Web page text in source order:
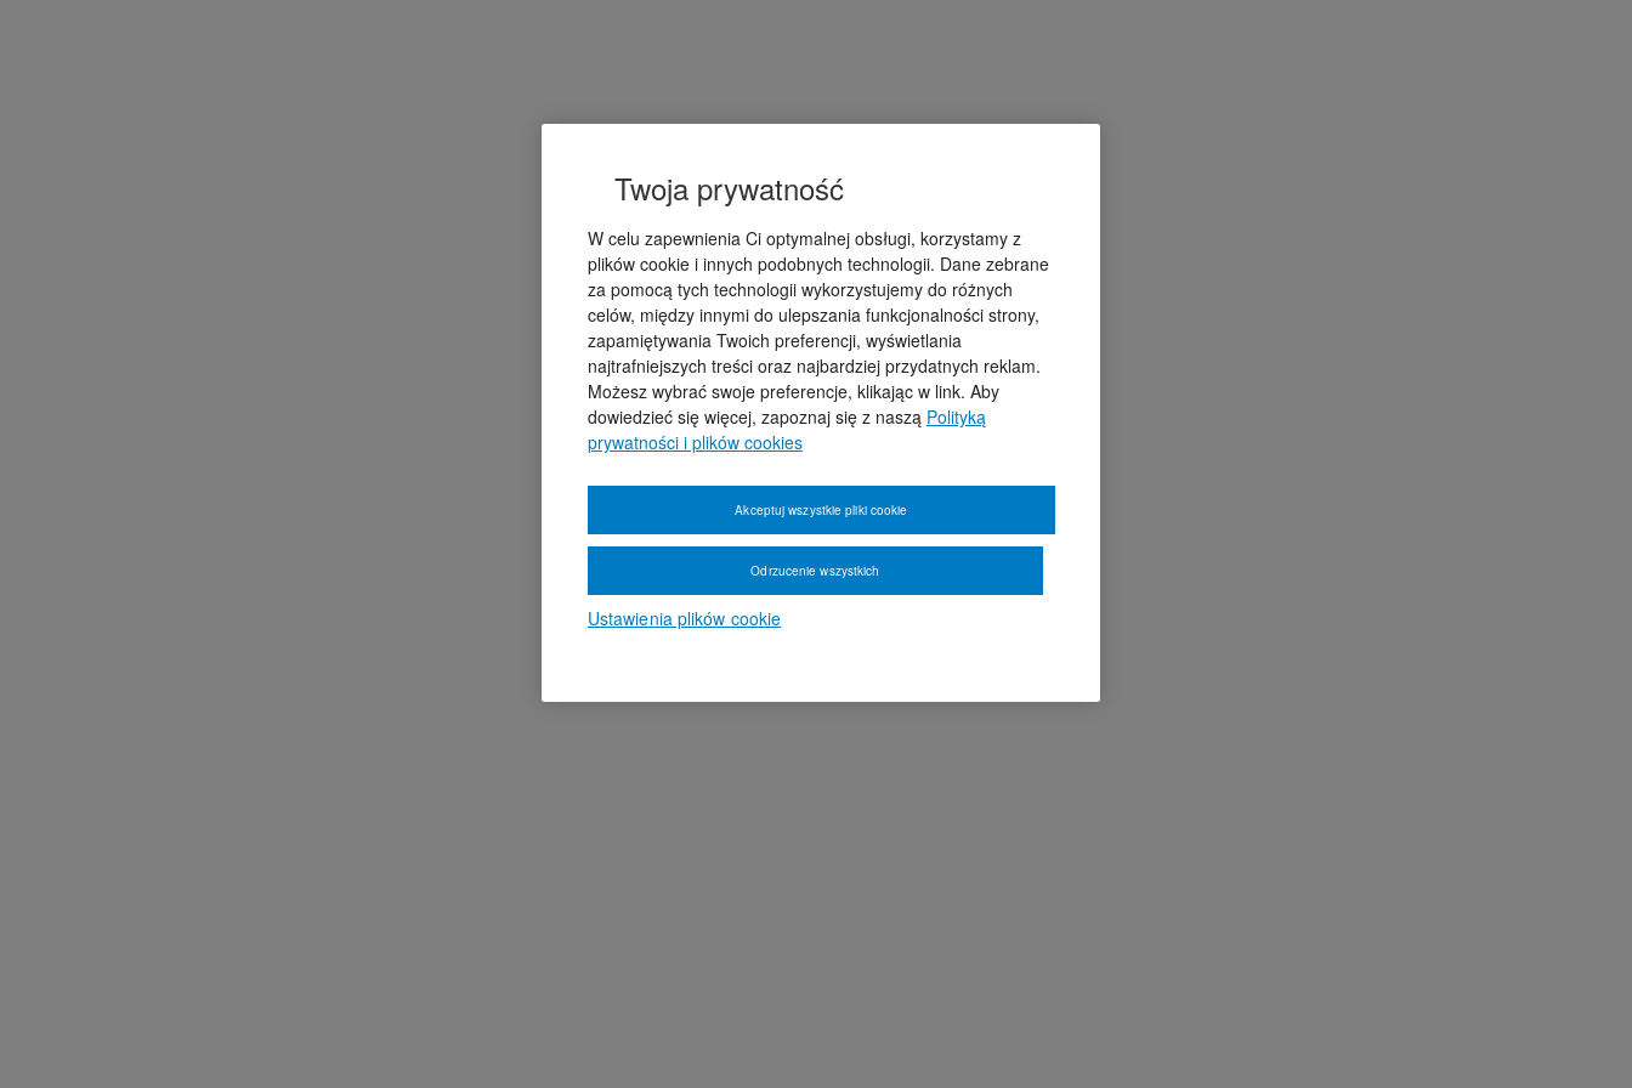
Twoja prywatność
W celu zapewnienia Ci optymalnej obsługi, korzystamy z
plików cookie i innych podobnych technologii. Dane zebrane
za pomocą tych technologii wykorzystujemy do różnych
celów, między innymi do ulepszania funkcjonalności strony,
zapamiętywania Twoich preferencji, wyświetlania
najtrafniejszych treści oraz najbardziej przydatnych reklam.
Możesz wybrać swoje preferencje, klikając w link. Aby
dowiedzieć się więcej, zapoznaj się z naszą Polityką
prywatności i plików cookies
Ustawienia plików cookie
Odrzucenie wszystkich
Akceptuj wszystkie pliki cookie